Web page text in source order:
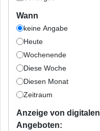
Wann
keine Angabe
Heute
Wochenende
Diese Woche
Diesen Monat
Zeitraum
Anzeige von digitalen
Angeboten: